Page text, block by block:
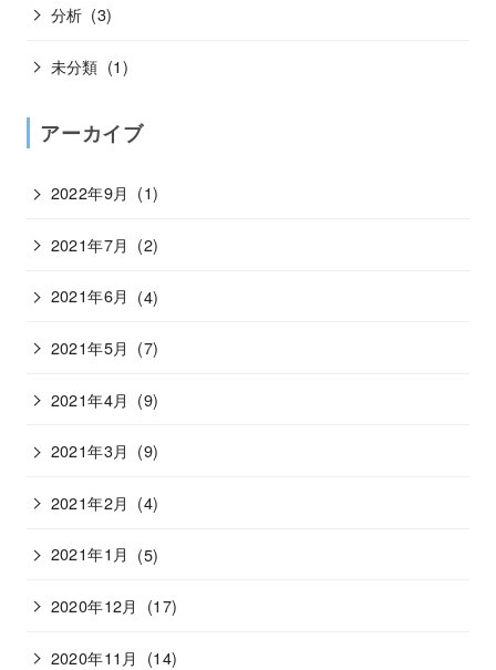
分析 (3)
未分類 (1)
アーカイブ
2022年9月 (1)
2021年7月 (2)
2021年6月 (4)
2021年5月 (7)
2021年4月 (9)
2021年3月 (9)
2021年2月 (4)
2021年1月 (5)
2020年12月 (17)
2020年11月 (14)